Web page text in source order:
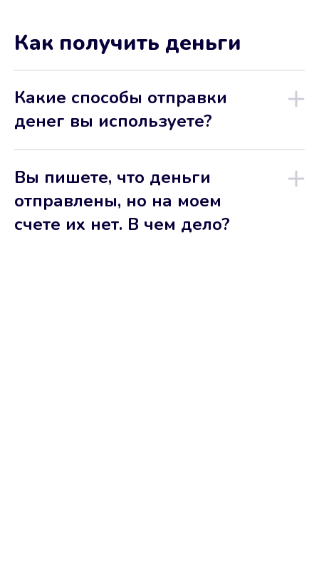
Как получить деньги
Какие способы отправки
денег вы используете?
Вы пишете, что деньги
отправлены, но на моем
счете их нет. В чем дело?